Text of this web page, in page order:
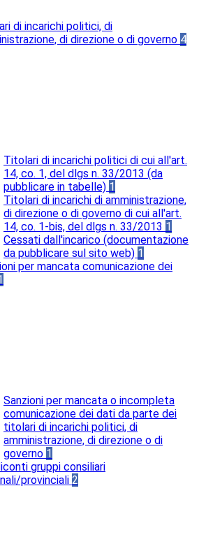
di incarichi politici, di
di direzione o di governo 4
Titolari di incarichi politici di cui all'art.
14, co. 1, del dlgs n. 33/2013 (da
pubblicare in tabelle) 1
Titolari di incarichi di amministrazione,
di direzione o di governo di cui all'art.
14, co. 1-bis, del dlgs n. 33/2013 1
Cessati dall'incarico (documentazione
da pubblicare sul sito web) 1
per mancata comunicazione dei
Sanzioni per mancata o incompleta
comunicazione dei dati da parte dei
titolari di incarichi politici, di
amministrazione, di direzione o di
governo 1
gruppi consiliari
provinciali 2